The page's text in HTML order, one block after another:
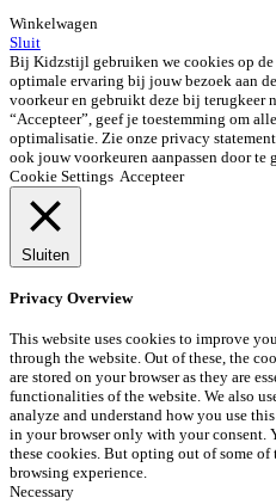
Winkelwagen
Sluit
Bij Kidzstijl gebruiken we cookies op de
optimale ervaring bij jouw bezoek aan
voorkeur en gebruikt deze bij terugkeer
“Accepteer”, geef je toestemming om
optimalisatie. Zie onze privacy
ook jouw voorkeuren aanpassen door te
Cookie Settings Accepteer
Sluiten
Privacy Overview
This website uses cookies to improve
through the website. Out of these, the
are stored on your browser as they are
functionalities of the website. We also
analyze and understand how you use
in your browser only with your consent.
these cookies. But opting out of some of
browsing experience.
Necessary